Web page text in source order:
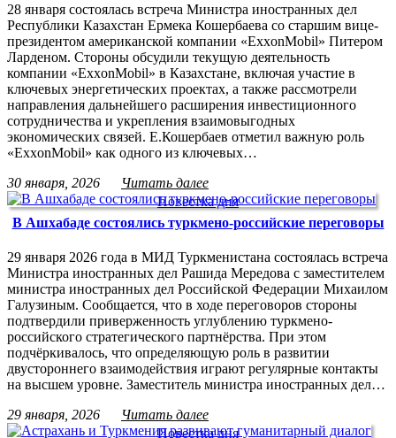
28 января состоялась встреча Министра иностранных дел
Республики Казахстан Ермека Кошербаева со старшим вице-
президентом американской компании «ExxonMobil» Питером
Ларденом. Стороны обсудили текущую деятельность
компании «ExxonMobil» в Казахстане, включая участие в
ключевых энергетических проектах, а также рассмотрели
направления дальнейшего расширения инвестиционного
сотрудничества и укрепления взаимовыгодных
экономических связей. Е.Кошербаев отметил важную роль
«ExxonMobil» как одного из ключевых…
30 января, 2026
Читать далее
Повестка дня
В Ашхабаде состоялись туркмено-российские переговоры
29 января 2026 года в МИД Туркменистана состоялась встреча
Министра иностранных дел Рашида Мередова с заместителем
министра иностранных дел Российской Федерации Михаилом
Галузиным. Сообщается, что в ходе переговоров стороны
подтвердили приверженность углублению туркмено-
российского стратегического партнёрства. При этом
подчёркивалось, что определяющую роль в развитии
двустороннего взаимодействия играют регулярные контакты
на высшем уровне. Заместитель министра иностранных дел…
29 января, 2026
Читать далее
Повестка дня